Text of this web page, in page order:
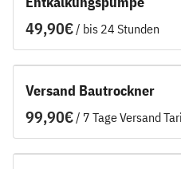
/
Versand Bautrockner
/